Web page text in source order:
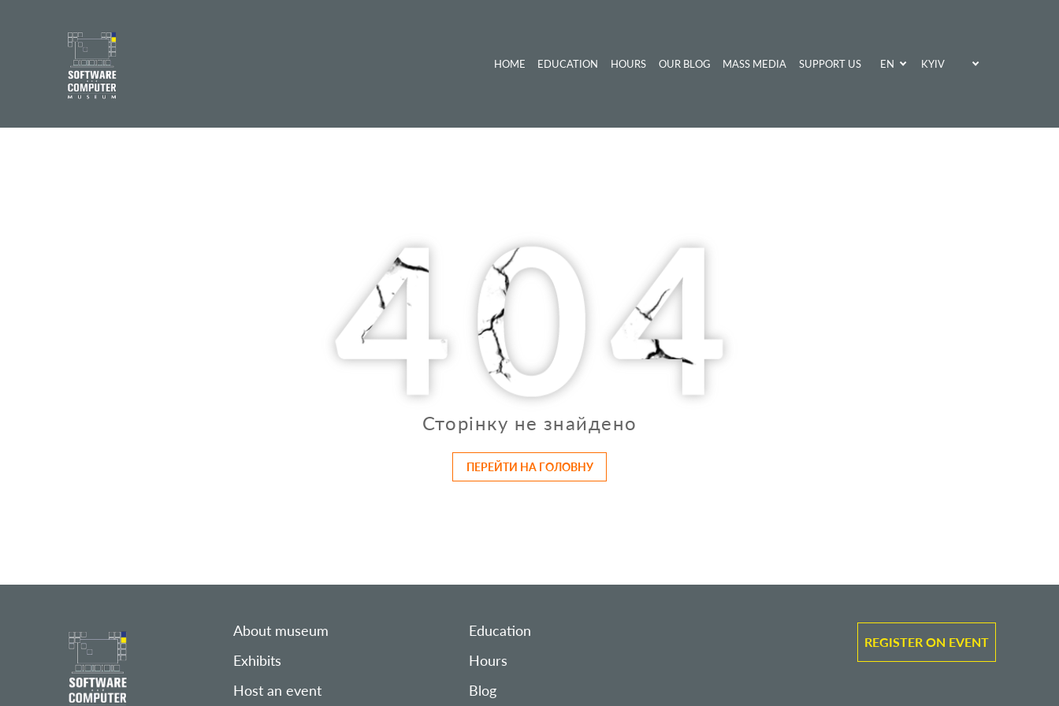
HOME EDUCATION HOURS OUR BLOG MASS MEDIA
SUPPORT US
EN
KYIV
Сторінку не знайдено
ПЕРЕЙТИ НА ГОЛОВНУ
About museum
Exhibits
Host an event
Education
Hours
Blog
REGISTER ON EVENT